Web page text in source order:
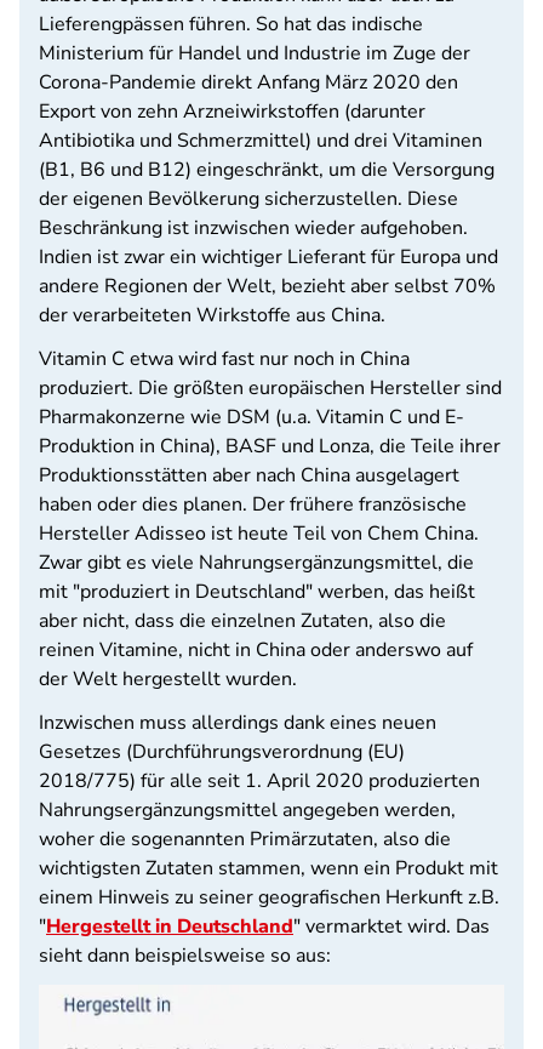
Lieferengpässen führen. So hat das indische
Ministerium für Handel und Industrie im Zuge der
Corona-Pandemie direkt Anfang März 2020 den
Export von zehn Arzneiwirkstoffen (darunter
Antibiotika und Schmerzmittel) und drei Vitaminen
(B1, B6 und B12) eingeschränkt, um die Versorgung
der eigenen Bevölkerung sicherzustellen. Diese
Beschränkung ist inzwischen wieder aufgehoben.
Indien ist zwar ein wichtiger Lieferant für Europa und
andere Regionen der Welt, bezieht aber selbst 70%
der verarbeiteten Wirkstoffe aus China.
Vitamin C etwa wird fast nur noch in China
produziert. Die größten europäischen Hersteller sind
Pharmakonzerne wie DSM (u.a. Vitamin C und E-
Produktion in China), BASF und Lonza, die Teile ihrer
Produktionsstätten aber nach China ausgelagert
haben oder dies planen. Der frühere französische
Hersteller Adisseo ist heute Teil von Chem China.
Zwar gibt es viele Nahrungsergänzungsmittel, die
mit "produziert in Deutschland" werben, das heißt
aber nicht, dass die einzelnen Zutaten, also die
reinen Vitamine, nicht in China oder anderswo auf
der Welt hergestellt wurden.
Inzwischen muss allerdings dank eines neuen
Gesetzes (Durchführungsverordnung (EU)
2018/775) für alle seit 1. April 2020 produzierten
Nahrungsergänzungsmittel angegeben werden,
woher die sogenannten Primärzutaten, also die
wichtigsten Zutaten stammen, wenn ein Produkt mit
einem Hinweis zu seiner geografischen Herkunft z.B.
"Hergestellt in Deutschland" vermarktet wird. Das
sieht dann beispielsweise so aus: